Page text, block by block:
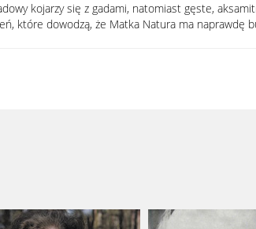
kojarzy się z gadami, natomiast gęste,
które dowodzą, że Matka Natura ma naprawdę